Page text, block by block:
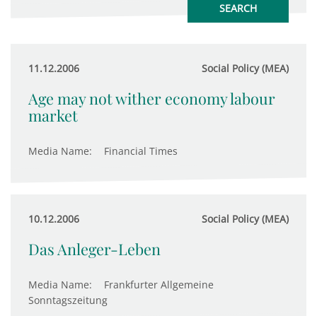
11.12.2006 Social Policy (MEA)
Age may not wither economy labour
market
Media Name: Financial Times
10.12.2006 Social Policy (MEA)
Das Anleger-Leben
Media Name:
Frankfurter Allgemeine
Sonntagszeitung